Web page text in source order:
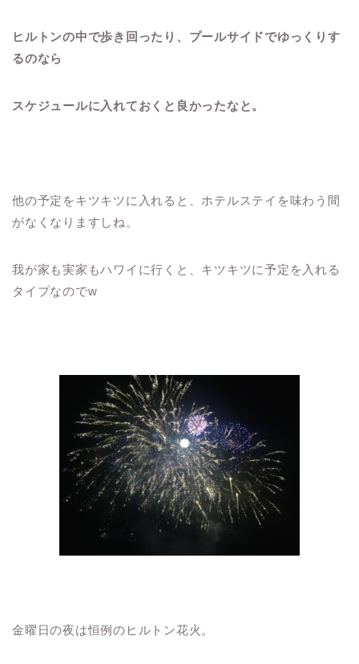
ヒルトンの中で歩き回ったり、プールサイドでゆっくりす
るのなら
スケジュールに入れておくと良かったなと。
他の予定をキツキツに入れると、ホテルステイを味わう間
がなくなりますしね。
我が家も実家もハワイに行くと、キツキツに予定を入れる
タイプなのでw
金曜日の夜は恒例のヒルトン花火。